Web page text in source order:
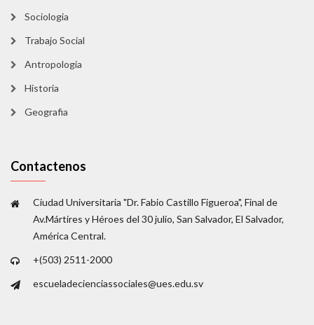
Sociologia
Trabajo Social
Antropologia
Historia
Geografia
Contactenos
Ciudad Universitaria "Dr. Fabio Castillo Figueroa", Final de
Av.Mártires y Héroes del 30 julio, San Salvador, El Salvador,
América Central.
+(503) 2511-2000
escueladecienciassociales@ues.edu.sv